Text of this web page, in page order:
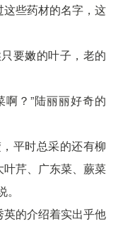
些药材的名字，这
要嫩的叶子，老的
？”陆丽丽好奇的
平时总采的还有柳
芹、广东菜、蕨菜
英的介绍着实出乎他